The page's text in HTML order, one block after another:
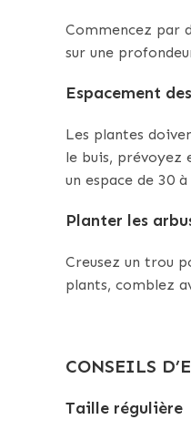
Commencez par
sur une
Espacement
Les plantes
le buis, prévoyez
un espace de 30
Planter les
Creusez un trou
plants, comblez
CONSEILS
Taille régulière